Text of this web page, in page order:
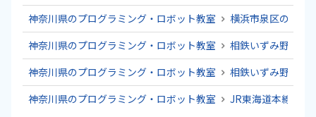
神奈川県のプログラミング・ロボット教室
横浜市泉区のプロ
神奈川県のプログラミング・ロボット教室
相鉄いずみ野線の
神奈川県のプログラミング・ロボット教室
相鉄いずみ野線の
神奈川県のプログラミング・ロボット教室
JR東海道本線(東